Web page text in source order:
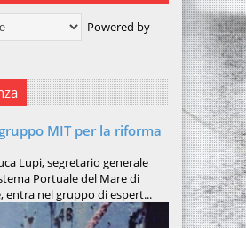
Powered by
MIT per la riforma
Lupi, segretario generale
Portuale del Mare di
entra nel gruppo di espert...